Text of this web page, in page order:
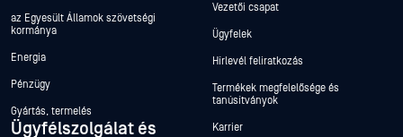
az Egyesült Államok szövetségi
kormánya
Energia
Pénzügy
Gyártás, termelés
Ügyfélszolgálat és
Vezetői csapat
Ügyfelek
Hírlevél feliratkozás
Termékek megfelelősége és
tanúsítványok
Karrier